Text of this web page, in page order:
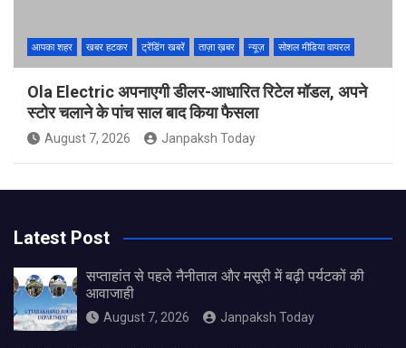
आपका शहर खबर हटकर ट्रेंडिंग खबरें ताज़ा ख़बर न्यूज़ सोशल मीडिया वायरल
Ola Electric अपनाएगी डीलर-आधारित रिटेल मॉडल, अपने
स्टोर चलाने के पांच साल बाद किया फैसला
August 7, 2026 Janpaksh Today
Latest Post
सप्ताहांत से पहले नैनीताल और मसूरी में बढ़ी पर्यटकों की
आवाजाही
August 7, 2026 Janpaksh Today